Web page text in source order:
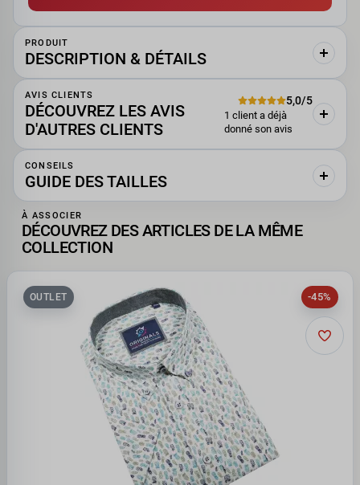
PRODUIT
DESCRIPTION & DÉTAILS
AVIS CLIENTS
DÉCOUVREZ LES AVIS
D'AUTRES CLIENTS
5,0/5
1 client a déjà
donné son avis
CONSEILS
GUIDE DES TAILLES
À ASSOCIER
DÉCOUVREZ DES ARTICLES DE LA MÊME
COLLECTION
-45%
OUTLET